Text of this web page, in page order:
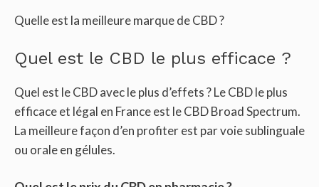
Quelle est la meilleure marque de CBD ?
Quel est le CBD le plus efficace ?
Quel est le CBD avec le plus d’effets ? Le CBD le plus
efficace et légal en France est le CBD Broad Spectrum.
La meilleure façon d’en profiter est par voie sublinguale
ou orale en gélules.